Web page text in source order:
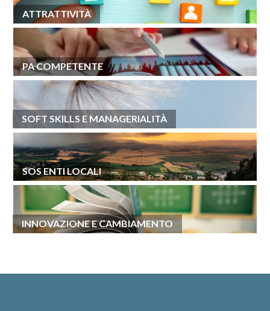
ATTRATTIVITÀ
PA COMPETENTE
SOFT SKILLS E MANAGERIALITÀ
SOS ENTI LOCALI
INNOVAZIONE E CAMBIAMENTO